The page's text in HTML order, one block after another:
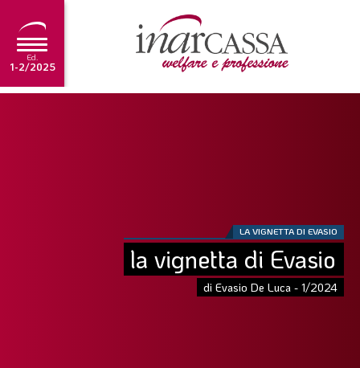
Ed.
1-2/2025
LA VIGNETTA DI EVASIO
la vignetta di Evasio
di Evasio De Luca - 1/2024